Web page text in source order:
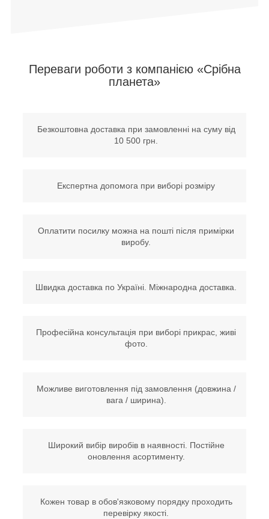
Переваги роботи з компанією «Срібна
планета»
Безкоштовна доставка при замовленні на суму від
10 500 грн.
Експертна допомога при виборі розміру
Оплатити посилку можна на пошті після примірки
виробу.
Швидка доставка по Україні. Міжнародна доставка.
Професійна консультація при виборі прикрас, живі
фото.
Можливе виготовлення під замовлення (довжина /
вага / ширина).
Широкий вибір виробів в наявності. Постійне
оновлення асортименту.
Кожен товар в обов'язковому порядку проходить
перевірку якості.